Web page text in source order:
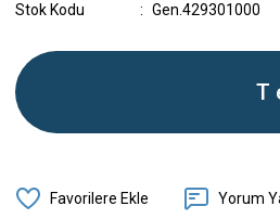
Stok Kodu
Gen.429301000
Yorum